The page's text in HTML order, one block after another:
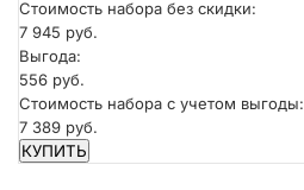
Стоимость набора без скидки:
7 945 руб.
Выгода:
556 руб.
Стоимость набора с учетом выгоды:
7 389 руб.
КУПИТЬ